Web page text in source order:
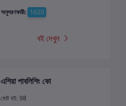
অনুসরণকারী: 1620
বই দেখুন
এশিয়া পাবলিশিং কো
মোট বই: 98